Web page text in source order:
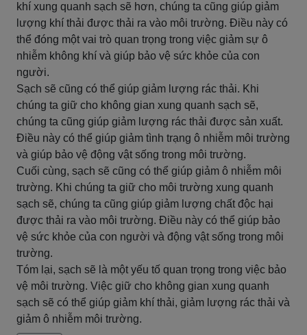
khí xung quanh sạch sẽ hơn, chúng ta cũng giúp giảm
lượng khí thải được thải ra vào môi trường. Điều này có
thể đóng một vai trò quan trọng trong việc giảm sự ô
nhiễm không khí và giúp bảo vệ sức khỏe của con
người.
Sạch sẽ cũng có thể giúp giảm lượng rác thải. Khi
chúng ta giữ cho không gian xung quanh sạch sẽ,
chúng ta cũng giúp giảm lượng rác thải được sản xuất.
Điều này có thể giúp giảm tình trạng ô nhiễm môi trường
và giúp bảo vệ động vật sống trong môi trường.
Cuối cùng, sạch sẽ cũng có thể giúp giảm ô nhiễm môi
trường. Khi chúng ta giữ cho môi trường xung quanh
sạch sẽ, chúng ta cũng giúp giảm lượng chất độc hại
được thải ra vào môi trường. Điều này có thể giúp bảo
vệ sức khỏe của con người và động vật sống trong môi
trường.
Tóm lại, sạch sẽ là một yếu tố quan trọng trong việc bảo
vệ môi trường. Việc giữ cho không gian xung quanh
sạch sẽ có thể giúp giảm khí thải, giảm lượng rác thải và
giảm ô nhiễm môi trường.